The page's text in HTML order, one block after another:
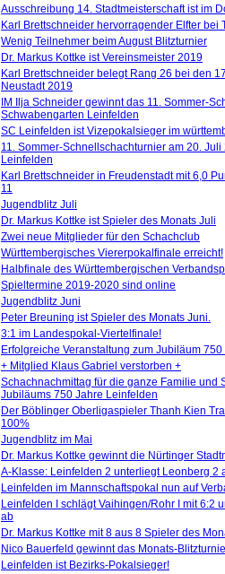
Ausschreibung 14. Stadtmeisterschaft ist im
Karl Brettschneider hervorragender Elfter bei
Wenig Teilnehmer beim August Blitzturnier
Dr. Markus Kottke ist Vereinsmeister 2019
Karl Brettschneider belegt Rang 26 bei den
Neustadt 2019
IM Ilja Schneider gewinnt das 11. Sommer-
Schwabengarten Leinfelden
SC Leinfelden ist Vizepokalsieger im
11. Sommer-Schnellschachturnier am 20.
Leinfelden
Karl Brettschneider in Freudenstadt mit 6,0
11
Jugendblitz Juli
Dr. Markus Kottke ist Spieler des Monats Juli
Zwei neue Mitglieder für den Schachclub
Württembergisches Viererpokalfinale erreicht!
Halbfinale des Württembergischen
Spieltermine 2019-2020 sind online
Jugendblitz Juni
Peter Breuning ist Spieler des Monats Juni.
3:1 im Landespokal-Viertelfinale!
Erfolgreiche Veranstaltung zum Jubiläum
+ Mitglied Klaus Gabriel verstorben +
Schachnachmittag für die ganze Familie und
Jubiläums 750 Jahre Leinfelden
Der Böblinger Oberligaspieler Thanh Kien
100%
Jugendblitz im Mai
Dr. Markus Kottke gewinnt die Nürtinger
A-Klasse: Leinfelden 2 unterliegt Leonberg 2
Leinfelden im Mannschaftspokal nun auf
Leinfelden I schlägt Vaihingen/Rohr I mit 6:2
ab
Dr. Markus Kottke mit 8 aus 8 Spieler des
Nico Bauerfeld gewinnt das Monats-
Leinfelden ist Bezirks-Pokalsieger!